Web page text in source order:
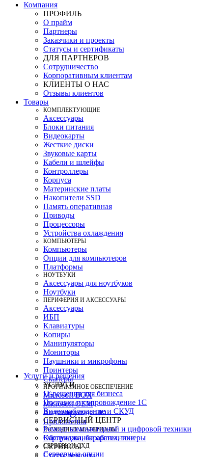
Компания
ПРОФИЛЬ
О прайм
Партнеры
Заказчики и проекты
Статусы и сертификаты
ДЛЯ ПАРТНЕРОВ
Сотрудничество
Корпоративным клиентам
КЛИЕНТЫ О НАС
Отзывы клиентов
Товары
КOМПЛЕКТУЮЩИЕ
Аксессуары
Блоки питания
Видеокарты
Жесткие диски
Звуковые карты
Кабели и шлейфы
Контроллеры
Корпуса
Материнские платы
Накопители SSD
Память оперативная
Приводы
Процессоры
Устройства охлаждения
КОМПЬЮТЕРЫ
Компьютеры
Опции для компьютеров
Платформы
НОУТБУКИ
Аксессуары для ноутбуков
Ноутбуки
ПЕРИФЕРИЯ И АКСЕССУАРЫ
Аксессуары
ИБП
Клавиатуры
Копиры
Манипуляторы
Мониторы
Наушники и микрофоны
Принтеры
Сканеры
ПРОГРАММНОЕ ОБЕСПЕЧЕНИЕ
Microsoft BOX
Microsoft OEM
Антивирусное ПО
Приложения
РАСХОДНЫЕ МАТЕРИАЛЫ
Картриджи, барабаны, тонеры
СЕРВЕРЫ И СХД
Серверные опции
Услуги и решения
УСЛУГИ
IT-решения для бизнеса
Поставка и сопровождение 1C
Видеонаблюдение и СКУД
СЕРВИСНЫЙ ЦЕНТР
Ремонт компьютерной и цифровой техники
Обслуживание оргтехники
СЕРВИСЫ
Статус ремонта